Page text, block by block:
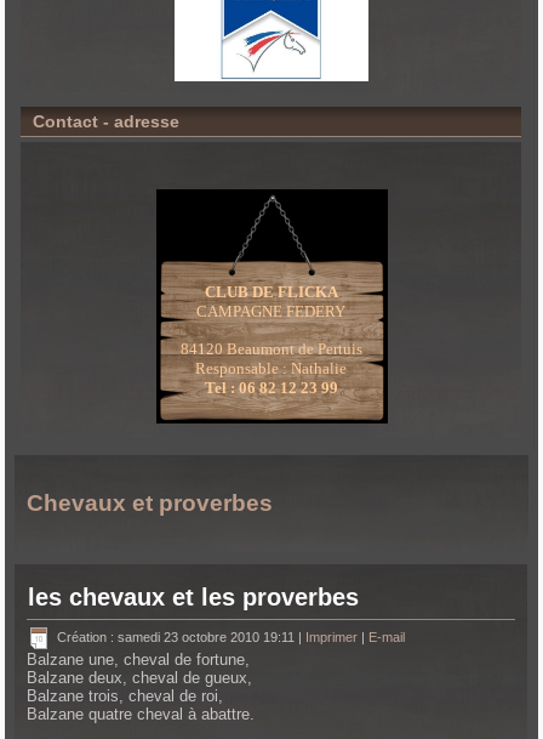
Contact - adresse
CLUB DE FLICKA
CAMPAGNE FEDERY
84120 Beaumont de Pertuis
Responsable : Nathalie
Tel : 06 82 12 23 99
Chevaux et proverbes
les chevaux et les proverbes
Création : samedi 23 octobre 2010 19:11 | Imprimer | E-mail
Balzane une, cheval de fortune,
Balzane deux, cheval de gueux,
Balzane trois, cheval de roi,
Balzane quatre cheval à abattre.